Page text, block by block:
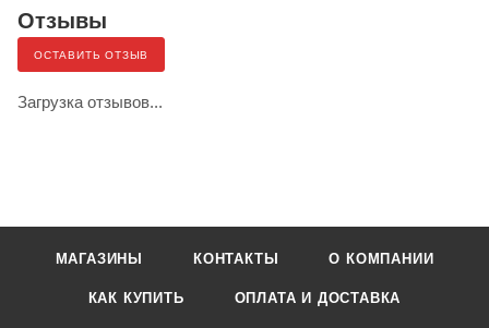
Отзывы
ОСТАВИТЬ ОТЗЫВ
Загрузка отзывов...
МАГАЗИНЫ КОНТАКТЫ О КОМПАНИИ
КАК КУПИТЬ ОПЛАТА И ДОСТАВКА